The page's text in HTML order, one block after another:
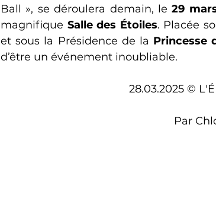
Ball », se déroulera demain, le 29
magnifique Salle des Étoiles. Placée
et sous la Présidence de la Princesse
d’être un événement inoubliable.
28.03.2025 ©
Par